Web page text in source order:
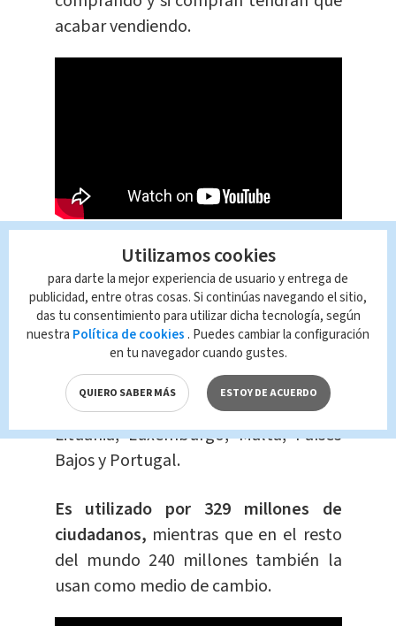
acabar vendiendo.
¿Qué es el euro?
Es la moneda de la Unión Europea,
conformada: Alemania, Austria,
Bélgica, Chipre, Eslovaquia, Eslovenia,
España, Estonia, Finlandia, Francia,
Grecia, Irlanda, Italia, Letonia,
Lituania, Luxemburgo, Malta, Países
Bajos y Portugal.
Es utilizado por 329 millones de
ciudadanos, mientras que en el resto
del mundo 240 millones también la
usan como medio de cambio.
Utilizamos cookies
para darte la mejor experiencia de usuario y entrega de
publicidad, entre otras cosas. Si continúas navegando el sitio,
das tu consentimiento para utilizar dicha tecnología, según
nuestra Política de cookies . Puedes cambiar la configuración
en tu navegador cuando gustes.
QUIERO SABER MÁS ESTOY DE ACUERDO